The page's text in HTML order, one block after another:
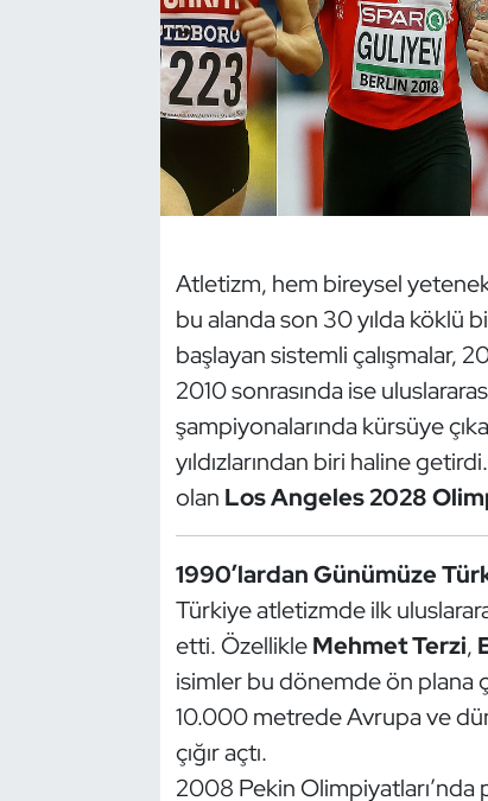
Atletizm, hem bireysel
bu alanda son 30 yılda köklü
başlayan sistemli çalışmalar,
2010 sonrasında ise
şampiyonalarında kürsüye
yıldızlarından biri haline
olan Los Angeles 2028
1990’lardan Günümüze
Türkiye atletizmde ilk
etti. ÖzellikleMehmet Terzi,
isimler bu dönemde ön plana
10.000 metrede Avrupa ve
çığır açtı.
2008 Pekin
Dans Sporları
Hava Sporları